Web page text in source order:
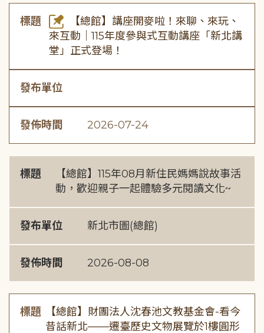
標題
【總館】講座開麥啦！來聊、來玩、
來互動｜115年度參與式互動講座「新北講
堂」正式登場！
發布單位
發佈時間 2026-07-24
標題
【總館】115年08月新住民媽媽說故事活
動，歡迎親子一起體驗多元閱讀文化~
發布單位 新北市圖(總館)
發佈時間 2026-08-08
標題
【總館】財團法人沈春池文教基金會-看今
昔話新北——遷臺歷史文物展覽於1樓圓形